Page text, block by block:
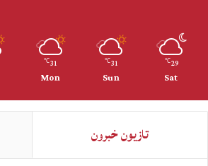
29
℃
Sat
31
℃
Sun
31
℃
Mon
تازيون خبرون